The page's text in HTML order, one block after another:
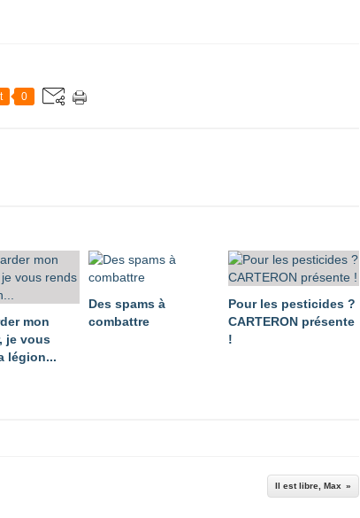
0
mon
je vous
légion...
Des spams à
combattre
Pour les pesticides ?
CARTERON présente
!
Il est libre, Max